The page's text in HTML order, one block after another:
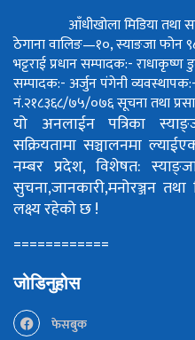
आँधीखोला मिडिया तथा
ठेगाना वालिङ—१०, स्याङजा फोन
भट्टराईप्रधान सम्पादक:- राधाकृष्ण
सम्पादक:- अर्जुन पंगेनी
नं.२१८३६८/७५/०७६सूचना तथा
यो अनलाईन पत्रिका
सक्रियतामा सञ्चालनमा
नम्बर प्रदेश, विशेषत:
सुचना,जानकारी,मनोरञ्जन तथा
लक्ष्य रहेको छ !
============
जोडिनुहोस
फेसबुक